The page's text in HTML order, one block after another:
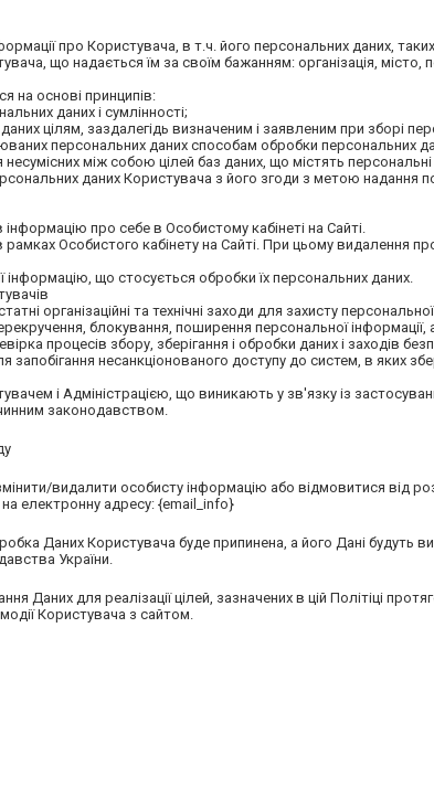
про Користувача, в т.ч. його персональних даних,
що надається їм за своїм бажанням: організація,
на основі принципів:
даних і сумлінності;
цілям, заздалегідь визначеним і заявленим при зборі
персональних даних способам обробки персональних
між собою цілей баз даних, що містять персональні
даних Користувача з його згоди з метою надання
про себе в Особистому кабінеті на Сайті.
Особистого кабінету на Сайті. При цьому видалення
інформацію, що стосується обробки їх персональних даних.
організаційні та технічні заходи для захисту
блокування, поширення персональної
процесів збору, зберігання і обробки даних і заходів
запобігання несанкціонованого доступу до систем, в яких
і Адміністрацією, що виникають у зв'язку із
законодавством.
видалити особисту інформацію або відмовитися від
електронну адресу: {email_info}
Даних Користувача буде припинена, а його Дані будуть
України.
Даних для реалізації цілей, зазначених в цій Політіці
Користувача з сайтом.